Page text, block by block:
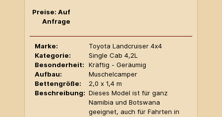
Preise: Auf
Anfrage
Marke:
Toyota Landcruiser 4x4
Kategorie:
Single Cab 4,2L
Besonderheit:
Kräftig - Geräumig
Aufbau:
Muschelcamper
Bettengröße:
2,0 x 1,4 m
Beschreibung: Dieses Model ist für ganz
Namibia und Botswana
geeignet, auch für Fahrten in